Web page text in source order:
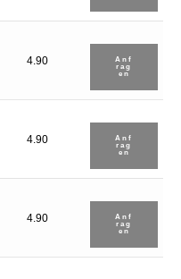
4.90
Anf
Rag
En
4.90
Anf
Rag
En
4.90
Anf
Rag
En